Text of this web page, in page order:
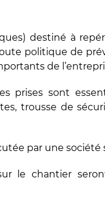
destiné à
politique de
de
prises sont
trousse de
par une société
le chantier